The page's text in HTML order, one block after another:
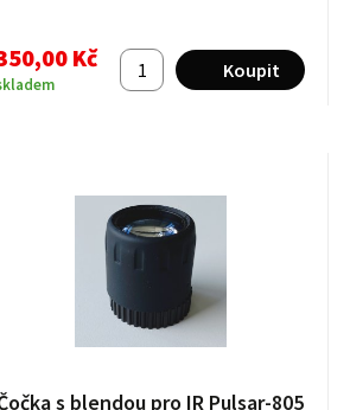
Kč
s blendou pro IR Pulsar-805